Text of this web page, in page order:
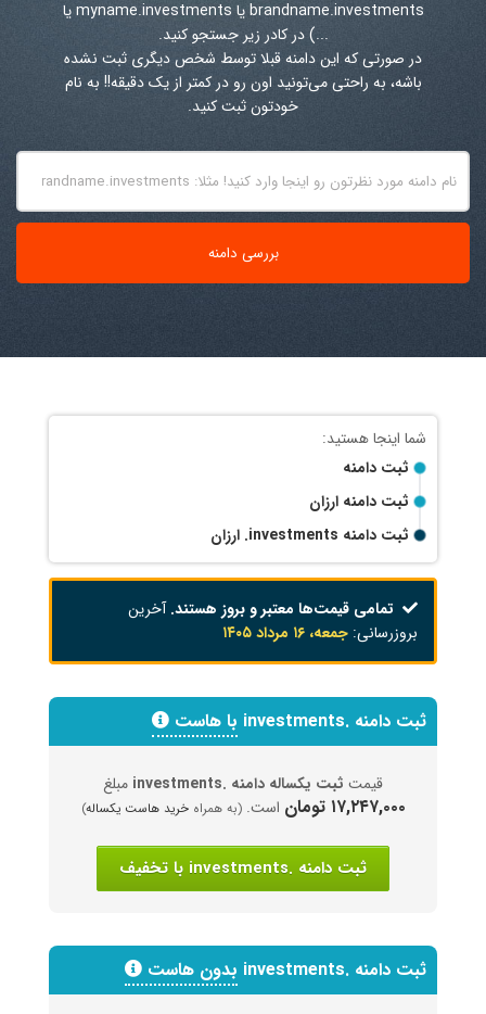
brandname.investments یا myname.investments یا
...) در کادر زیر جستجو کنید.
در صورتی که این دامنه قبلا توسط شخص دیگری ثبت نشده
باشه، به راحتی می‌تونید اون رو در کمتر از یک دقیقه!! به نام
خودتون ثبت کنید.
ثبت دامنه
ثبت دامنه ارزان
ثبت دامنه .investments ارزان
تمامی قیمت‌ها معتبر و بروز هستند.آخرین
بروزرسانی: جمعه، ۱۶ مرداد ۱۴۰۵
ثبت دامنه .investments با هاست
قیمت ثبت یکساله دامنه .investments مبلغ
۱۷,۲۴۷,۰۰۰ تومان است.(به همراهخرید هاست یکساله)
ثبت دامنه .investments با تخفیف
ثبت دامنه .investments بدون هاست